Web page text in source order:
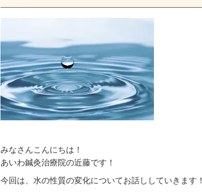
みなさんこんにちは！
あいわ鍼灸治療院の近藤です！
今回は、水の性質の変化についてお話ししていきます！